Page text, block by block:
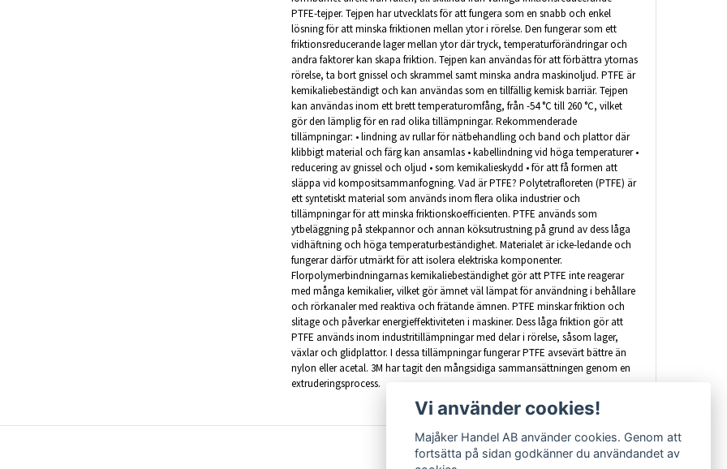
PTFE-tejper. Tejpen har utvecklats för att fungera som en snabb och enkel
lösning för att minska friktionen mellan ytor i rörelse. Den fungerar som ett
friktionsreducerande lager mellan ytor där tryck, temperaturförändringar och
andra faktorer kan skapa friktion. Tejpen kan användas för att förbättra ytornas
rörelse, ta bort gnissel och skrammel samt minska andra maskinoljud. PTFE är
kemikaliebeständigt och kan användas som en tillfällig kemisk barriär. Tejpen
kan användas inom ett brett temperaturomfång, från -54 °C till 260 °C, vilket
gör den lämplig för en rad olika tillämpningar. Rekommenderade
tillämpningar: • lindning av rullar för nätbehandling och band och plattor där
klibbigt material och färg kan ansamlas • kabellindning vid höga temperaturer •
reducering av gnissel och oljud • som kemikalieskydd • för att få formen att
släppa vid kompositsammanfogning. Vad är PTFE? Polytetrafloreten (PTFE) är
ett syntetiskt material som används inom flera olika industrier och
tillämpningar för att minska friktionskoefficienten. PTFE används som
ytbeläggning på stekpannor och annan köksutrustning på grund av dess låga
vidhäftning och höga temperaturbeständighet. Materialet är icke-ledande och
fungerar därför utmärkt för att isolera elektriska komponenter.
Florpolymerbindningarnas kemikaliebeständighet gör att PTFE inte reagerar
med många kemikalier, vilket gör ämnet väl lämpat för användning i behållare
och rörkanaler med reaktiva och frätande ämnen. PTFE minskar friktion och
slitage och påverkar energieffektiviteten i maskiner. Dess låga friktion gör att
PTFE används inom industritillämpningar med delar i rörelse, såsom lager,
växlar och glidplattor. I dessa tillämpningar fungerar PTFE avsevärt bättre än
nylon eller acetal. 3M har tagit den mångsidiga sammansättningen genom en
extruderingsprocess.
Vi använder cookies!
Majåker Handel AB använder cookies. Genom att
fortsätta på sidan godkänner du användandet av